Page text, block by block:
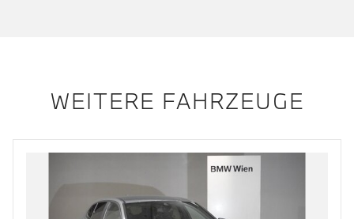
WEITERE FAHRZEUGE